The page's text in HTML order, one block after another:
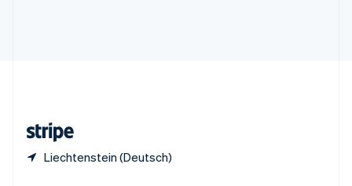
Liechtenstein (Deutsch)